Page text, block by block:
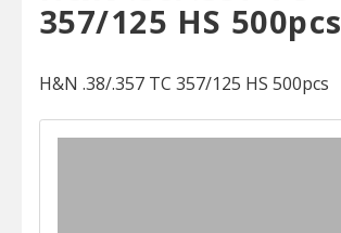
357/125 HS 500pcs
H&N .38/.357 TC 357/125 HS 500pcs